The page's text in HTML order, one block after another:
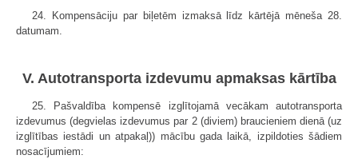
24. Kompensāciju par biļetēm izmaksā līdz kārtējā mēneša 28.
datumam.
V. Autotransporta izdevumu apmaksas kārtība
25. Pašvaldība kompensē izglītojamā vecākam autotransporta
izdevumus (degvielas izdevumus par 2 (diviem) braucieniem dienā (uz
izglītības iestādi un atpakaļ)) mācību gada laikā, izpildoties šādiem
nosacījumiem: